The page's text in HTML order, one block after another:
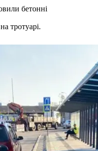
бетонні
тротуарі.